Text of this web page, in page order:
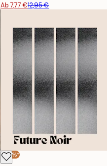
Ab 7,77 €12,95 €
-40%*